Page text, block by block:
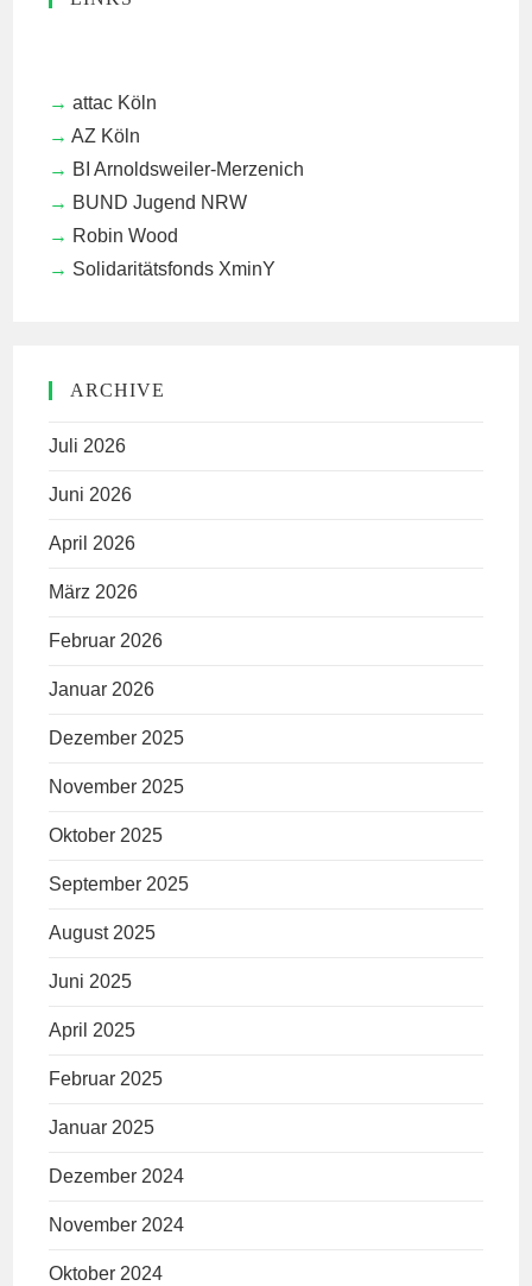
attac Köln
AZ Köln
BI Arnoldsweiler-Merzenich
BUND Jugend NRW
Robin Wood
Solidaritätsfonds XminY
ARCHIVE
Juli 2026
Juni 2026
April 2026
März 2026
Februar 2026
Januar 2026
Dezember 2025
November 2025
Oktober 2025
September 2025
August 2025
Juni 2025
April 2025
Februar 2025
Januar 2025
Dezember 2024
November 2024
Oktober 2024